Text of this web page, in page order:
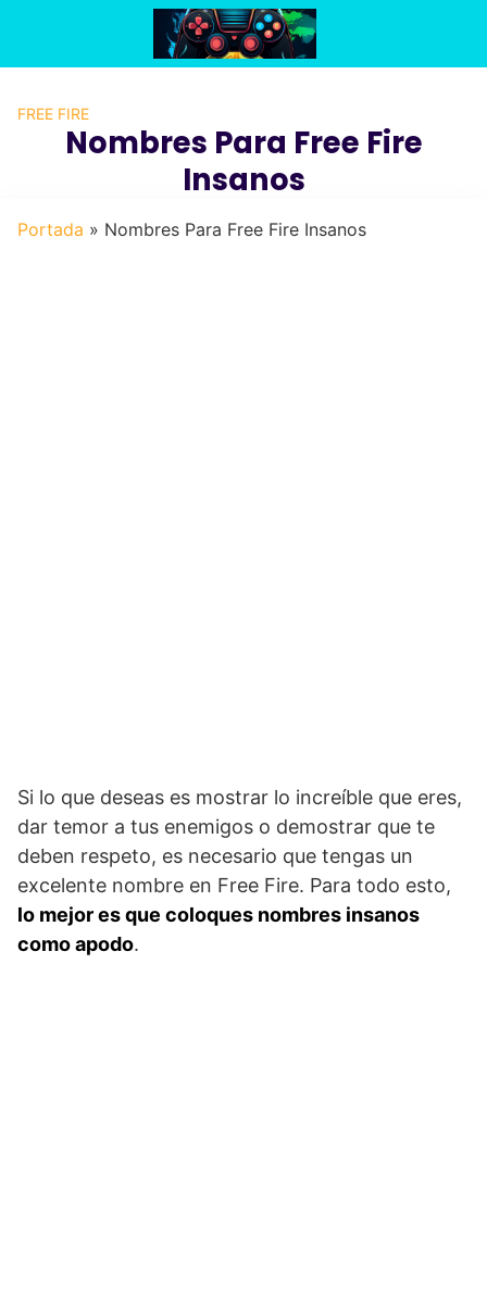
contenido
FREE FIRE
Nombres Para Free Fire
Insanos
Portada » Nombres Para Free Fire Insanos
Si lo que deseas es mostrar lo increíble que eres,
dar temor a tus enemigos o demostrar que te
deben respeto, es necesario que tengas un
excelente nombre en Free Fire. Para todo esto,
lo mejor es que coloques nombres insanos
como apodo.